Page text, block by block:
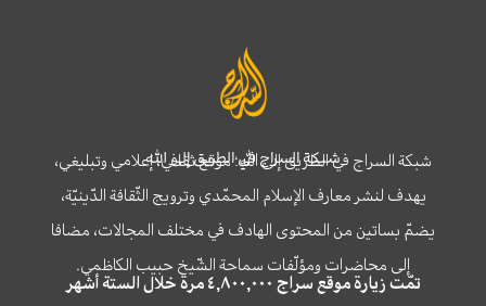
شبكة السراج في الطريق إلى الله
شبكة السراج في الطريق إلى الله؛ موقع ثقافي، إعلامي وتبليغي،
يهدف لنشر معارف الإسلام المحمّدي وترويج الثّقافة الدّينيّة،
يضمّ بساتين من المحتوى الهادف في مختلف المجالات، مضافا
إلى محاضرات ومؤلّفات سماحة الشّيخ حبيب الكاظمي.
تمّت زيارة موقع سراج ٤,٨٠٠,٠٠٠ مرة خلال الستة أشهر